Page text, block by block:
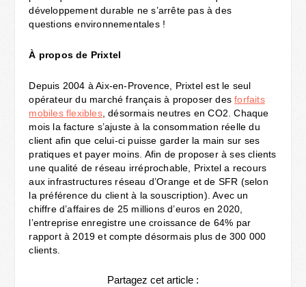
développement durable ne s’arrête pas à des
questions environnementales !
À propos de Prixtel
Depuis 2004 à Aix-en-Provence, Prixtel est le seul
opérateur du marché français à proposer desforfaits
mobiles flexibles, désormais neutres en CO2.​ Chaque
mois la facture s’ajuste à la consommation réelle du
client afin que celui-ci puisse garder la main sur ses
pratiques et payer moins. Afin de proposer à ses clients
une qualité de réseau irréprochable, Prixtel a recours
aux infrastructures réseau d’Orange et de SFR (selon
la préférence du client à la souscription). Avec un
chiffre d’affaires de 25 millions d’euros en 2020,
l’entreprise enregistre une croissance de 64% par
rapport à 2019 et compte désormais plus de 300 000
clients.
Partagez cet article :